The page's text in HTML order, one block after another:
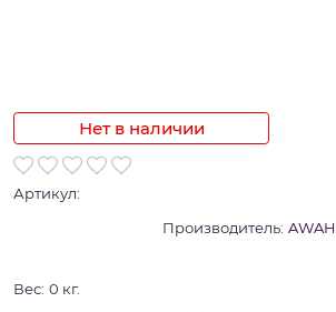
Нет в наличии
Артикул:
Производитель: AWAH
Вес: 0 кг.